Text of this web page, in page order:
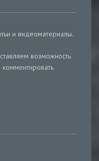
и видеоматериалы.
возможность